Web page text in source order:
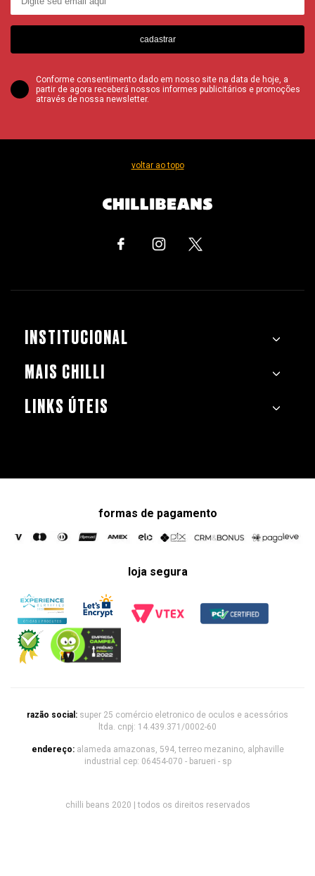
cadastrar
Conforme consentimento dado em nosso site na data de hoje, a
partir de agora receberá nossos informes publicitários e promoções
através de nossa newsletter.
voltar ao topo
INSTITUCIONAL
MAIS CHILLI
LINKS ÚTEIS
formas de pagamento
loja segura
razão social: super 25 comércio eletronico de oculos e acessórios
ltda. cnpj: 14.439.371/0002-60
endereço: alameda amazonas, 594, terreo mezanino, alphaville
industrial cep: 06454-070 - barueri - sp
chilli beans 2020 | todos os direitos reservados